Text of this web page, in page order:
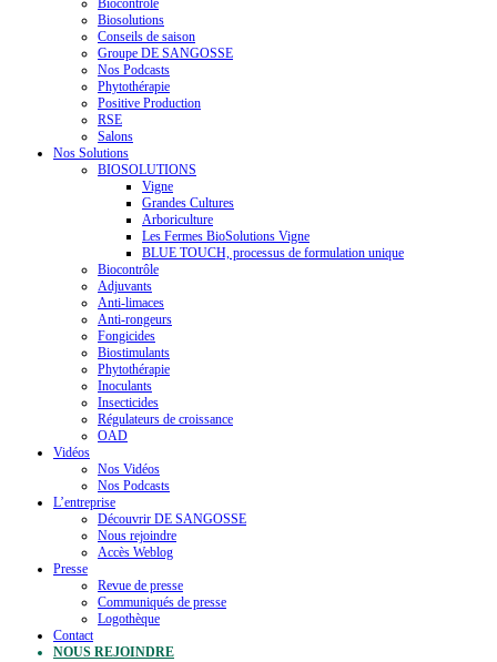
Biocontrôle
Biosolutions
Conseils de saison
Groupe DE SANGOSSE
Nos Podcasts
Phytothérapie
Positive Production
RSE
Salons
Nos Solutions
BIOSOLUTIONS
Vigne
Grandes Cultures
Arboriculture
Les Fermes BioSolutions Vigne
BLUE TOUCH, processus de formulation unique
Biocontrôle
Adjuvants
Anti-limaces
Anti-rongeurs
Fongicides
Biostimulants
Phytothérapie
Inoculants
Insecticides
Régulateurs de croissance
OAD
Vidéos
Nos Vidéos
Nos Podcasts
L’entreprise
Découvrir DE SANGOSSE
Nous rejoindre
Accès Weblog
Presse
Revue de presse
Communiqués de presse
Logothèque
Contact
NOUS REJOINDRE